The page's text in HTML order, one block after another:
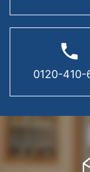
phone
0120-410-